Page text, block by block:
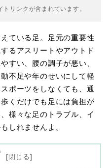
リンクが含まれています。
ている足。足元の重要性
るアスリートやアウトド
すい、腰の調子が悪い、
不足や年のせいにして軽
ポーツをしなくても、通
くだけでも足には負担が
様々な足のトラブル、イ
しれませんよ。